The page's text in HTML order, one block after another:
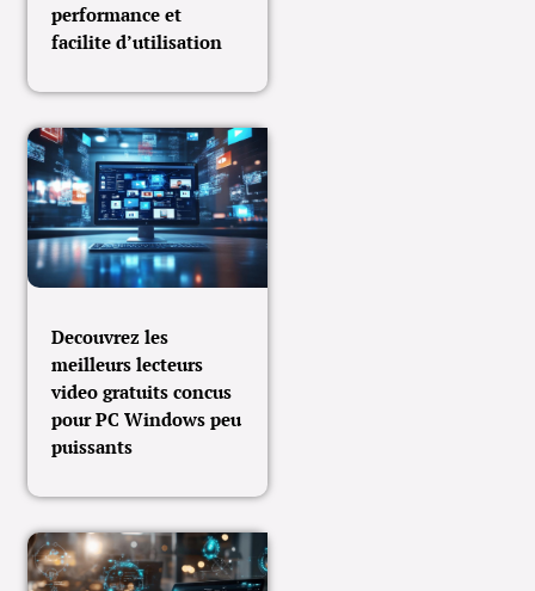
performance et
facilite d’utilisation
Decouvrez les
meilleurs lecteurs
video gratuits concus
pour PC Windows peu
puissants